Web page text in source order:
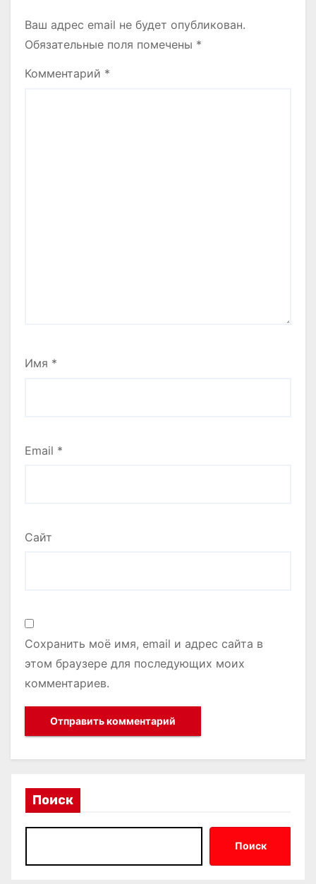
Ваш адрес email не будет опубликован.
Обязательные поля помечены *
Комментарий *
Имя *
Email *
Сайт
Сохранить моё имя, email и адрес сайта в
этом браузере для последующих моих
комментариев.
Поиск
Поиск